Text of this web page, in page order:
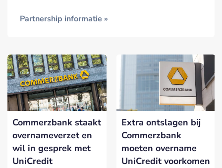
Partnership informatie »
Commerzbank staakt
overnameverzet en
wil in gesprek met
UniCredit
Extra ontslagen bij
Commerzbank
moeten overname
UniCredit voorkomen